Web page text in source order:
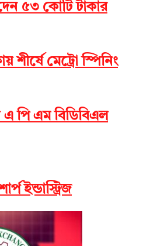
৫৩ কোটি টাকার
শীর্ষে মেট্রো স্পিনিং
এ পি এম বিডিবিএল
ইন্ডাস্ট্রিজ